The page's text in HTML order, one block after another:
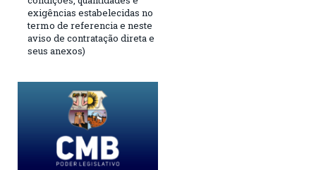
exigências estabelecidas no
termo de referencia e neste
aviso de contratação direta e
seus anexos)